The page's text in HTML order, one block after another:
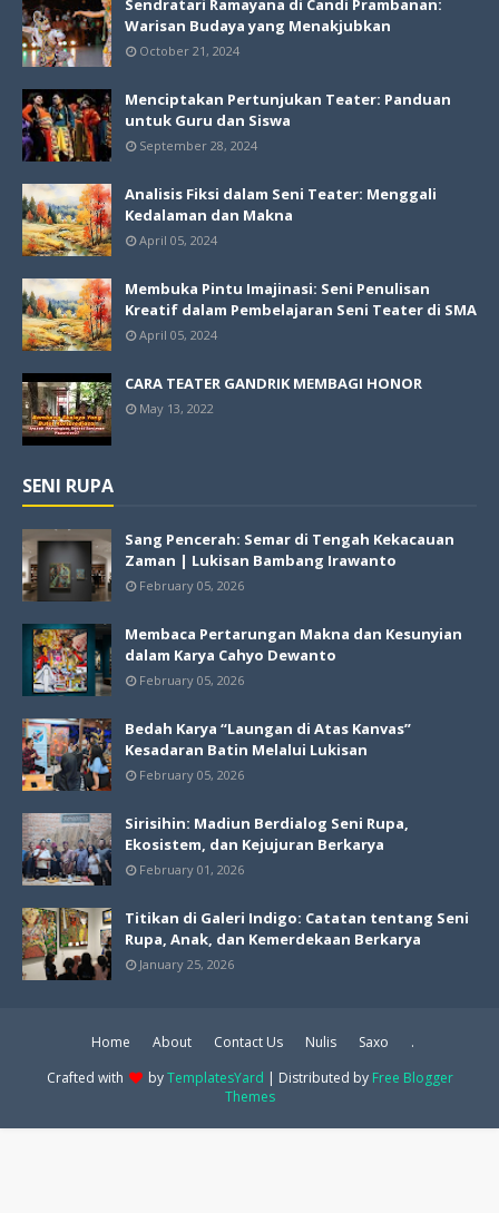
Sendratari Ramayana di Candi Prambanan:
Warisan Budaya yang Menakjubkan
October 21, 2024
Menciptakan Pertunjukan Teater: Panduan
untuk Guru dan Siswa
September 28, 2024
Analisis Fiksi dalam Seni Teater: Menggali
Kedalaman dan Makna
April 05, 2024
Membuka Pintu Imajinasi: Seni Penulisan
Kreatif dalam Pembelajaran Seni Teater di SMA
April 05, 2024
CARA TEATER GANDRIK MEMBAGI HONOR
May 13, 2022
SENI RUPA
Sang Pencerah: Semar di Tengah Kekacauan
Zaman | Lukisan Bambang Irawanto
February 05, 2026
Membaca Pertarungan Makna dan Kesunyian
dalam Karya Cahyo Dewanto
February 05, 2026
Bedah Karya “Laungan di Atas Kanvas”
Kesadaran Batin Melalui Lukisan
February 05, 2026
Sirisihin: Madiun Berdialog Seni Rupa,
Ekosistem, dan Kejujuran Berkarya
February 01, 2026
Titikan di Galeri Indigo: Catatan tentang Seni
Rupa, Anak, dan Kemerdekaan Berkarya
January 25, 2026
Home About Contact Us Nulis Saxo
.
Crafted with
byTemplatesYard | Distributed by Free Blogger
Themes